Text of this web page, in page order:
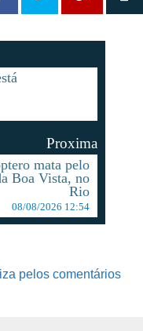
Proxima
mata pelo
Boa Vista, no
Rio
08/08/2026 12:54
pelos comentários